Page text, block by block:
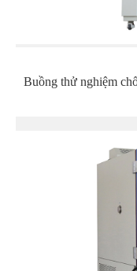
Buồng thử nghiệm